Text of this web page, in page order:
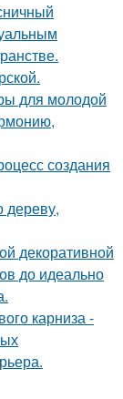
для молодой
создания
декоративной
до идеально
карниза -